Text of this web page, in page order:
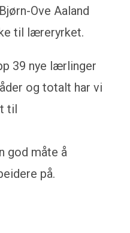
Ove Aaland
til læreryrket.
39 nye lærlinger
og totalt har vi
til
god måte å
på.